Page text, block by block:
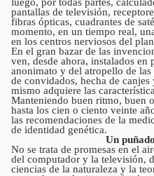
pantallas de televisión,
fibras ópticas, cuadrantes de
momento, en un tiempo real,
en los centros nerviosos del
En el gran bazar de las
ven, desde ahora, instalados en
anonimato y del atropello de
de convidados, hecha de
mismo adquiere las
Manteniendo buen ritmo, buen
hasta los cien o ciento veinte
las recomendaciones de la
de identidad genética.
Un
No se trata de promesas en el
del computador y la televisión,
ciencias de la naturaleza y la